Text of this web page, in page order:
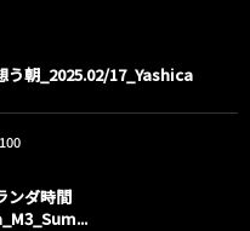
う朝_2025.02/17_Yashica
ンダ時間